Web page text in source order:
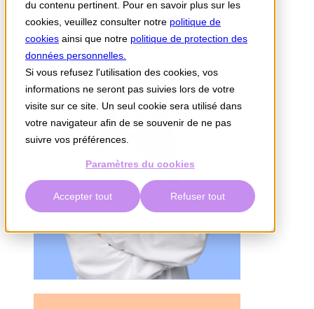
du contenu pertinent. Pour en savoir plus sur les
cookies, veuillez consulter notre politique de
cookies ainsi que notre politique de protection des
données personnelles.
Si vous refusez l'utilisation des cookies, vos
informations ne seront pas suivies lors de votre
visite sur ce site. Un seul cookie sera utilisé dans
votre navigateur afin de se souvenir de ne pas
suivre vos préférences.
Paramètres du cookies
Accepter tout Refuser tout
Stellair Labo
Stellair Paramédical